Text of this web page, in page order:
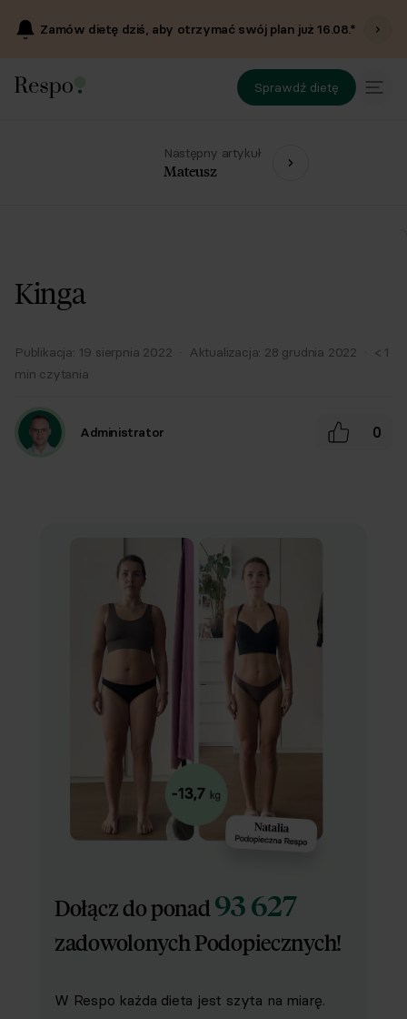
Zamów dietę dziś, aby otrzymać swój plan już16.08.*
Sprawdź dietę
Następny artykuł
Mateusz
Kinga
Publikacja: 19 sierpnia 2022 · Aktualizacja: 28 grudnia 2022 · < 1
min czytania
Administrator 0
Dołącz do ponad93 627
zadowolonych Podopiecznych!
W Respo każda dieta jest szyta na miarę.